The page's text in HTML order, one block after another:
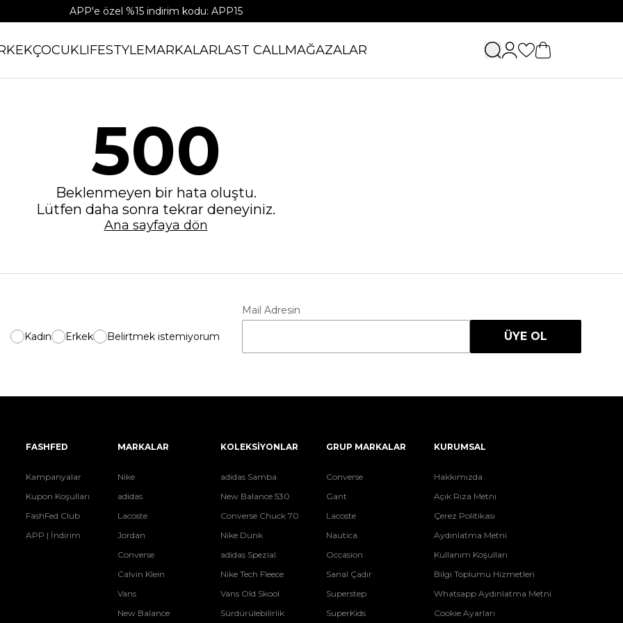
APP'e özel %15 indirim kodu: APP15
ÇOCUKLIFESTYLEMARKALARLAST CALLMAĞAZALAR
500
Beklenmeyen bir hata oluştu.
Lütfen daha sonra tekrar deneyiniz.
Ana sayfaya dön
Kadın Erkek Belirtmek istemiyorum
Mail Adresin
ÜYE OL
FASHFED
Kampanyalar
Kupon Koşulları
FashFed Club
APP | İndirim
MARKALAR
Nike
adidas
Lacoste
Jordan
Converse
Calvin Klein
Vans
New Balance
KOLEKSİYONLAR
adidas Samba
New Balance 530
Converse Chuck 70
Nike Dunk
adidas Spezial
Nike Tech Fleece
Vans Old Skool
Sürdürülebilirlik
GRUP MARKALAR
Converse
Gant
Lacoste
Nautica
Occasion
Sanal Çadır
Superstep
SuperKids
KURUMSAL
Hakkımızda
Açık Rıza Metni
Çerez Politikası
Aydınlatma Metni
Kullanım Koşulları
Bilgi Toplumu Hizmetleri
Whatsapp Aydınlatma Metni
Cookie Ayarları